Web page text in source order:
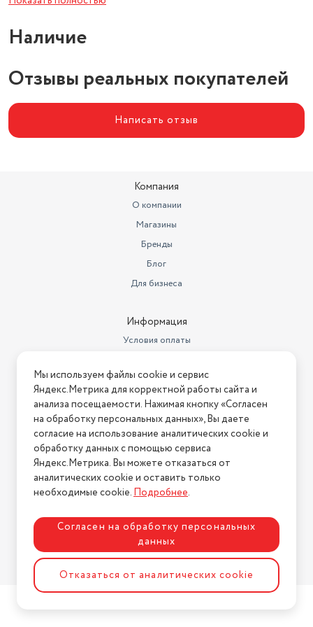
Наличие
Отзывы реальных покупателей
Написать отзыв
Компания
О компании
Магазины
Бренды
Блог
Для бизнеса
Информация
Условия оплаты
Условия возврата
Нашли ошибку на сайте? Напишите нам
2026 © Интернет-магазин "АстМаркет". У нас есть всё!
Политика конфиденциальности
Разработка сайтаASTDESIGN
Мы используем файлы cookie и сервис
Яндекс.Метрика для корректной работы сайта и
анализа посещаемости. Нажимая кнопку «Согласен
на обработку персональных данных», Вы даете
согласие на использование аналитических cookie и
обработку данных с помощью сервиса
Яндекс.Метрика. Вы можете отказаться от
аналитических cookie и оставить только
необходимые cookie.Подробнее.
Согласен на обработку персональных
данных
Отказаться от аналитических cookie